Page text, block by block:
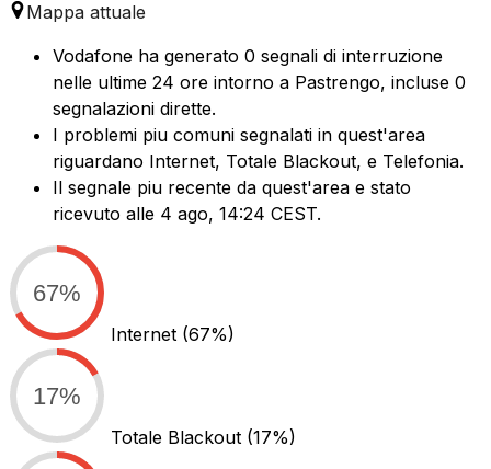
Mappa attuale
Vodafone ha generato 0 segnali di interruzione
nelle ultime 24 ore intorno a Pastrengo, incluse 0
segnalazioni dirette.
I problemi piu comuni segnalati in quest'area
riguardano Internet, Totale Blackout, e Telefonia.
Il segnale piu recente da quest'area e stato
ricevuto alle 4 ago, 14:24 CEST.
67%
Internet (67%)
17%
Totale Blackout (17%)